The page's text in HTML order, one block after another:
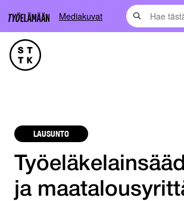
Mediakuvat
LAUSUNTO
ja